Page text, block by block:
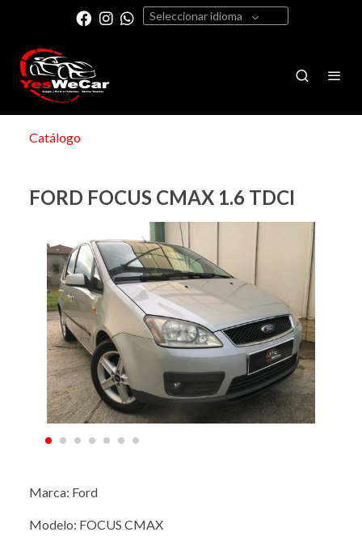
Seleccionar idioma
Catálogo
FORD FOCUS CMAX 1.6 TDCI
Marca: Ford
Modelo: FOCUS CMAX